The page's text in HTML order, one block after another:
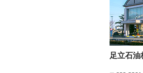
足立石油